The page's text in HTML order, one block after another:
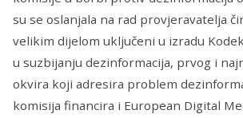
su se oslanjala na rad provjeravatelja
velikim dijelom uključeni u izradu
u suzbijanju dezinformacija, prvog i
okvira koji adresira problem
komisija financira i European Digital